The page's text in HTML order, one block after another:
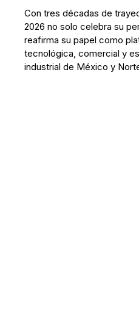
Con tres décadas de
2026 no solo celebra su
reafirma su papel como
tecnológica, comercial y
industrial de México y